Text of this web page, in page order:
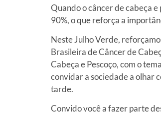
Quando o câncer de cabeça
90%, o que reforça a
Neste Julho Verde,
Brasileira de Câncer de
Cabeça e Pescoço, com o
convidar a sociedade a olhar
tarde.
Convido você a fazer parte